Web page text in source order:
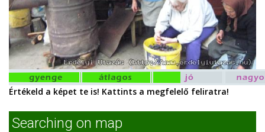
Értékeld a képet te is! Kattints a megfelelő feliratra!
Searching on map